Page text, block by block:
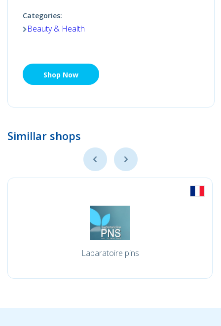
Categories:
Beauty & Health
Shop Now
Simillar shops
Labaratoire pins